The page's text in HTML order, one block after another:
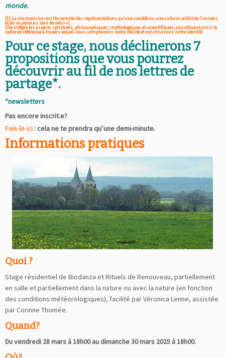
monde.
[1] La cosmovision est l’ensemble des représentations qu’une société ou une culture se fait de l’univers
et de sa place au sein de celui-ci.
Elle intègre les aspects spirituels, philosophiques, mythologiques et scientifiques, constituant ainsi le
cadre de référence à travers lequel nous comprenons notre réalité et construisons notre identité.
Pour ce stage, nous déclinerons 7
propositions que vous pourrez
découvrir au fil de nos lettres de
partage*.
*newsletters
Pas encore inscrit.e?
Fais-le ici : cela ne te prendra qu’une demi-minute.
Informations pratiques
Quoi ?
Stage résidentiel de Biodanza et Rituels de Renouveau, partiellement
en salle et partiellement dans la nature ou avec la nature (en fonction
des conditions météorologiques), facilité par Véronica Lenne, assistée
par Corinne Thomée.
Quand?
Du vendredi 28 mars à 18h00 au dimanche 30 mars 2025 à 18h00.